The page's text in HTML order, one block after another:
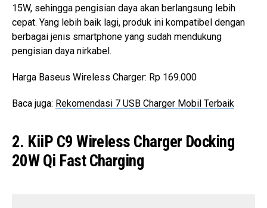
15W, sehingga pengisian daya akan berlangsung lebih
cepat. Yang lebih baik lagi, produk ini kompatibel dengan
berbagai jenis smartphone yang sudah mendukung
pengisian daya nirkabel.
Harga Baseus Wireless Charger: Rp 169.000
Baca juga: Rekomendasi 7 USB Charger Mobil Terbaik
2. KiiP C9 Wireless Charger Docking
20W Qi Fast Charging